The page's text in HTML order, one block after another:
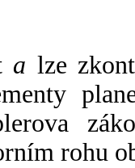
a lze
rohu